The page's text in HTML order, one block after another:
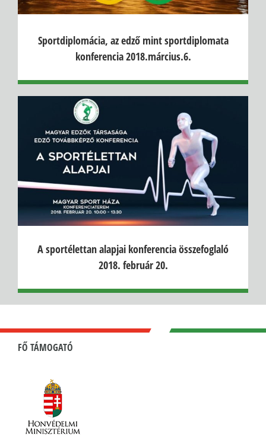
Sportdiplomácia, az edző mint sportdiplomata
konferencia 2018.március.6.
A sportélettan alapjai konferencia összefoglaló
2018. február 20.
FŐ TÁMOGATÓ